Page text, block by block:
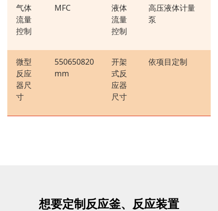
气体
流量
控制
MFC
液体
流量
控制
高压液体计量
泵
微型
反应
器尺
寸
550650820
mm
开架
式反
应器
尺寸
依项目定制
想要定制反应釜、反应装置